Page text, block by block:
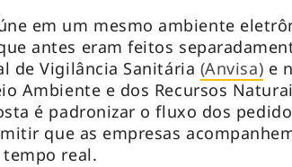
em um mesmo ambiente
antes eram feitos
de Vigilância Sanitária (Anvisa) e
Ambiente e dos Recursos
é padronizar o fluxo dos
que as empresas
tempo real.